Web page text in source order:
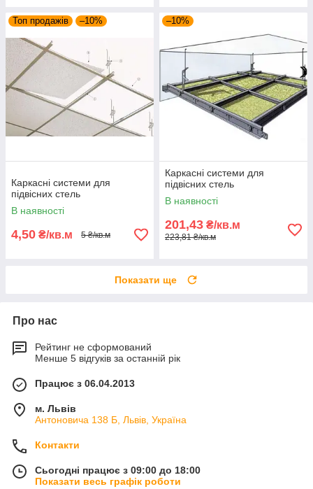
Топ продажів –10%
Каркасні системи для
підвісних стель
В наявності
4,50 ₴/кв.м 5 ₴/кв.м
–10%
Каркасні системи для
підвісних стель
В наявності
201,43 ₴/кв.м
223,81 ₴/кв.м
Показати ще
Про нас
Рейтинг не сформований
Менше 5 відгуків за останній рік
Працює з 06.04.2013
м. Львів
Антоновича 138 Б, Львів, Україна
Контакти
Сьогодні працює з 09:00 до 18:00
Показати весь графік роботи